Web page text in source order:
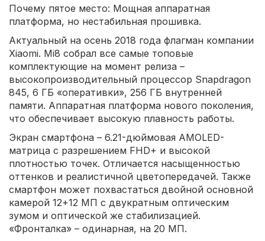
Почему пятое место: Мощная аппаратная
платформа, но нестабильная прошивка.
Актуальный на осень 2018 года флагман компании
Xiaomi. Mi8 собрал все самые топовые
комплектующие на момент релиза –
высокопроизводительный процессор Snapdragon
845, 6 ГБ «оперативки», 256 ГБ внутренней
памяти. Аппаратная платформа нового поколения,
что обеспечивает высокую плавность работы.
Экран смартфона – 6.21-дюймовая AMOLED-
матрица с разрешением FHD+ и высокой
плотностью точек. Отличается насыщенностью
оттенков и реалистичной цветопередачей. Также
смартфон может похвастаться двойной основной
камерой 12+12 МП с двукратным оптическим
зумом и оптической же стабилизацией.
«Фронталка» – одинарная, на 20 МП.